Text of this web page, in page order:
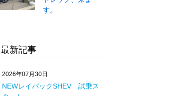
す。
最新記事
2026年07月30日
NEWレイバックSHEV 試乗ス